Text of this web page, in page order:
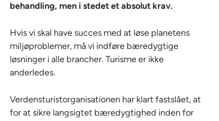
behandling, men i stedet et absolut krav.
Hvis vi skal have succes med at løse planetens
miljøproblemer, må vi indføre bæredygtige
løsninger i alle brancher. Turisme er ikke
anderledes.
Verdensturistorganisationen har klart fastslået, at
for at sikre langsigtet bæredygtighed inden for